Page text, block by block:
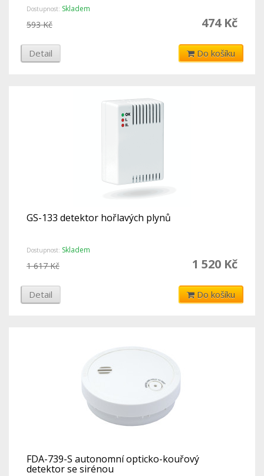
Dostupnost: Skladem
474 Kč
593 Kč
Detail Do košíku
GS-133 detektor hořlavých plynů
Dostupnost: Skladem
1 520 Kč
1 617 Kč
Detail Do košíku
FDA-739-S autonomní opticko-kouřový
detektor se sirénou